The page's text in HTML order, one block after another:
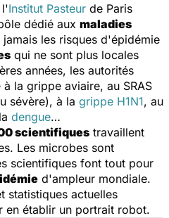
l'Institut Pasteur de Paris
dédié aux maladies
les risques d'épidémie
qui ne sont plus locales
années, les autorités
la grippe aviaire, au SRAS
sévère), à la grippe H1N1, au
dengue…
scientifiques travaillent
Les microbes sont
scientifiques font tout pour
d'ampleur mondiale.
statistiques actuelles
en établir un portrait robot.